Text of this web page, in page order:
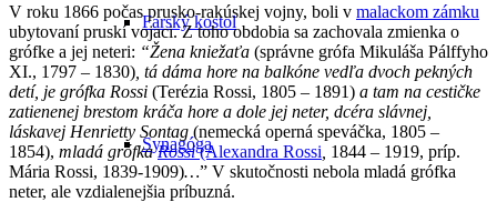
Farský kostol
Synagóga
V roku 1866 počas prusko-rakúskej vojny, boli v malackom zámku
ubytovaní pruskí vojaci. Z toho obdobia sa zachovala zmienka o
grófke a jej neteri: “Žena kniežaťa (správne grófa Mikuláša Pálffyho
XI., 1797 – 1830) , tá dáma hore na balkóne vedľa dvoch pekných
detí, je grófka Rossi (Terézia Rossi, 1805 – 1891) a tam na cestičke
zatienenej brestom kráča hore a dole jej neter, dcéra slávnej,
láskavej Henrietty Sontag (nemecká operná speváčka, 1805 –
1854), mladá grófkaRossi(Alexandra Rossi 1844 – 1919, príp.
Mária Rossi, 1839-1909)…” V skutočnosti nebola mladá grófka
neter, ale vzdialenejšia príbuzná.